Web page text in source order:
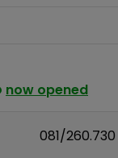
now opened
081/260.730